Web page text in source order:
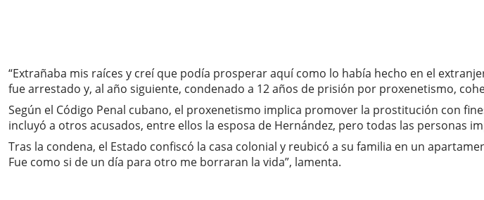
“Extrañaba mis raíces y creí que podía prosperar aquí como lo había hecho en el
fue arrestado y, al año siguiente, condenado a 12 años de prisión por proxenetismo,
Según el Código Penal cubano, el proxenetismo implica promover la prostitución con
incluyó a otros acusados, entre ellos la esposa de Hernández, pero todas las personas
Tras la condena, el Estado confiscó la casa colonial y reubicó a su familia en un
Fue como si de un día para otro me borraran la vida”, lamenta.